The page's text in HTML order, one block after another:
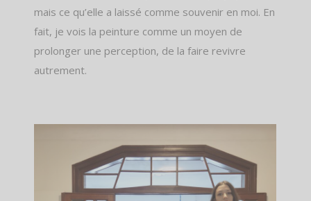
mais ce qu’elle a laissé comme souvenir en moi. En
fait, je vois la peinture comme un moyen de
prolonger une perception, de la faire revivre
autrement.